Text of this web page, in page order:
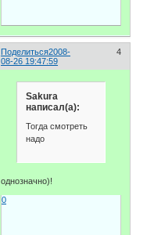
Поделиться 4
2008-
08-26 19:47:59
Sakura
написал(а):
Тогда смотреть
надо
однозначно)!
0